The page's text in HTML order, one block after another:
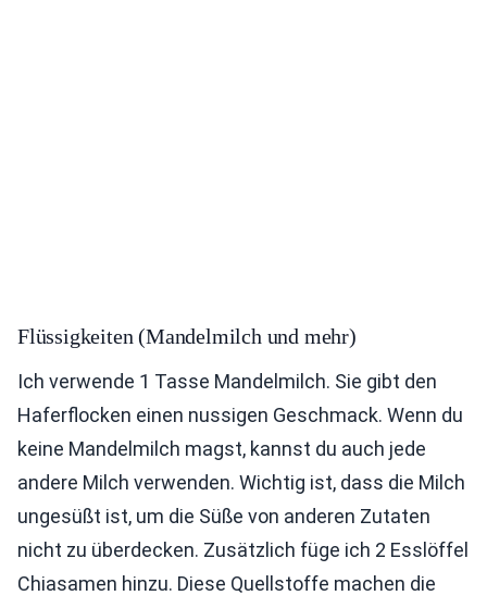
Flüssigkeiten (Mandelmilch und mehr)
Ich verwende 1 Tasse Mandelmilch. Sie gibt den
Haferflocken einen nussigen Geschmack. Wenn du
keine Mandelmilch magst, kannst du auch jede
andere Milch verwenden. Wichtig ist, dass die Milch
ungesüßt ist, um die Süße von anderen Zutaten
nicht zu überdecken. Zusätzlich füge ich 2 Esslöffel
Chiasamen hinzu. Diese Quellstoffe machen die